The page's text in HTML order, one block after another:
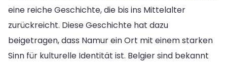
eine reiche Geschichte, die bis ins Mittelalter
zurückreicht. Diese Geschichte hat dazu
beigetragen, dass Namur ein Ort mit einem starken
Sinn für kulturelle Identität ist. Belgier sind bekannt